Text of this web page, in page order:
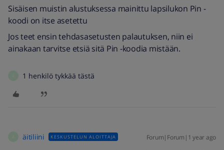
Sisäisen muistin alustuksessa mainittu lapsilukon Pin -
koodi on itse asetettu
Jos teet ensin tehdasasetusten palautuksen, niin ei
ainakaan tarvitse etsiä sitä Pin -koodia mistään.
1 henkilö tykkää tästä
äitiliini KESKUSTELUN ALOITTAJA Forum|Forum|1 year ago